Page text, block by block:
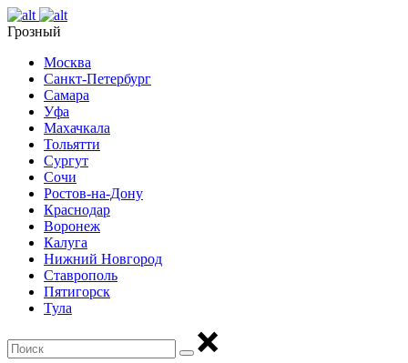
Грозный
Москва
Санкт-Петербург
Самара
Уфа
Махачкала
Тольятти
Сургут
Сочи
Ростов-на-Дону
Краснодар
Воронеж
Калуга
Нижний Новгород
Ставрополь
Пятигорск
Тула